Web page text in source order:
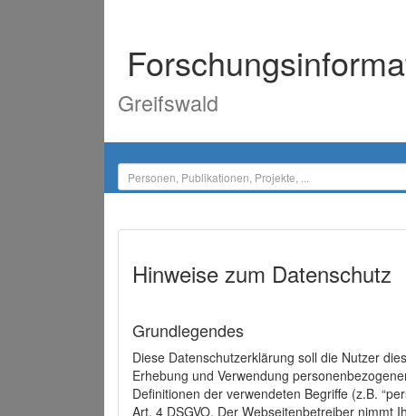
Greifswald
Hinweise zum Datenschutz
Grundlegendes
Diese Datenschutzerklärung soll die Nutzer
Erhebung und Verwendung
Definitionen der verwendeten Begriffe (z.B.
Art. 4 DSGVO. Der Webseitenbetreiber nimmt